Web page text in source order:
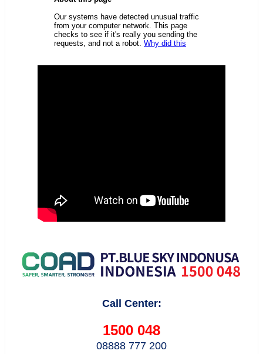
Call Center:
1500 048
08888 777 200